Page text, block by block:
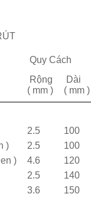
Quy Cách
Rộng
( mm )
Dài
( mm
2.5
100
) 2.5
100
) 4.6
120
2.5
140
3.6
150